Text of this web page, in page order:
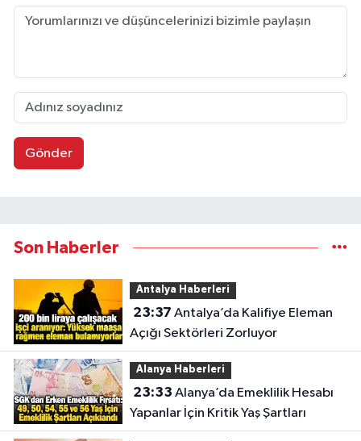
Gönder
Son Haberler
Antalya Haberleri
23:37
Açığı Sektörleri Zorluyor
Alanya Haberleri
23:33
Yapanlar İçin Kritik Yaş Şartları